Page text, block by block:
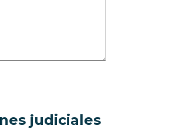
judiciales